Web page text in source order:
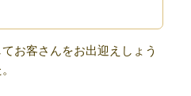
お客さんをお出迎えしょう